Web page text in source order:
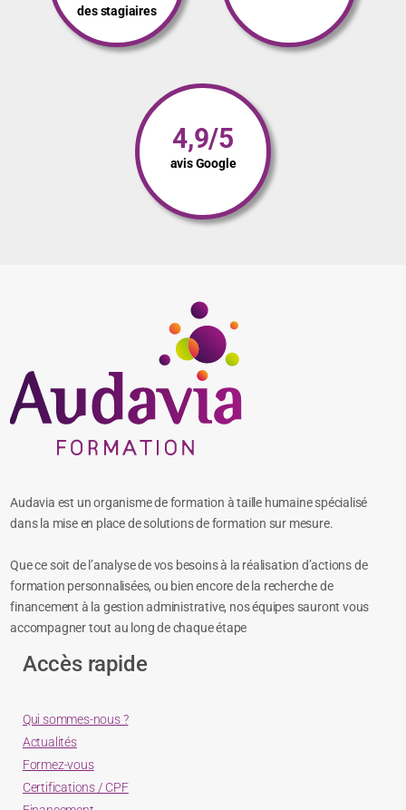
des stagiaires
4,9/5
avis Google
Audavia est un organisme de formation à taille humaine spécialisé
dans la mise en place de solutions de formation sur mesure.
Que ce soit de l’analyse de vos besoins à la réalisation d’actions de
formation personnalisées, ou bien encore de la recherche de
financement à la gestion administrative, nos équipes sauront vous
accompagner tout au long de chaque étape
Accès rapide
Qui sommes-nous ?
Actualités
Formez-vous
Certifications / CPF